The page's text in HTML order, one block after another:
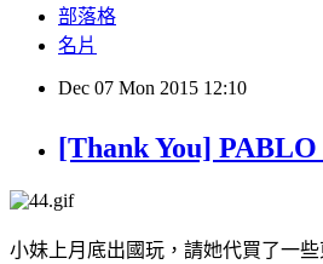
部落格
名片
Dec 07 Mon 2015 12:10
[Thank You]
小妹上月底出國玩，請她代買了一些